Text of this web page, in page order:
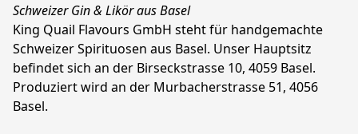
Schweizer Gin & Likör aus Basel
King Quail Flavours GmbH steht für handgemachte
Schweizer Spirituosen aus Basel. Unser Hauptsitz
befindet sich an der Birseckstrasse 10, 4059 Basel.
Produziert wird an der Murbacherstrasse 51, 4056
Basel.